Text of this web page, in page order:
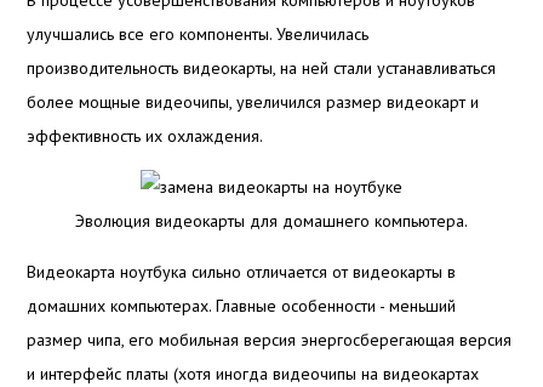
улучшались все его компоненты. Увеличилась
производительность видеокарты, на ней стали устанавливаться
более мощные видеочипы, увеличился размер видеокарт и
эффективность их охлаждения.
Эволюция видеокарты для домашнего компьютера.
Видеокарта ноутбука сильно отличается от видеокарты в
домашних компьютерах. Главные особенности - меньший
размер чипа, его мобильная версия энергосберегающая версия
и интерфейс платы (хотя иногда видеочипы на видеокартах